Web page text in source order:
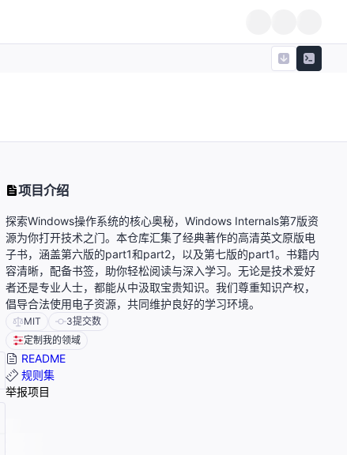
项目介绍
探索Windows操作系统的核心奥秘，Windows Internals第7版资
源为你打开技术之门。本仓库汇集了经典著作的高清英文原版电
子书，涵盖第六版的part1和part2，以及第七版的part1。书籍内
容清晰，配备书签，助你轻松阅读与深入学习。无论是技术爱好
者还是专业人士，都能从中汲取宝贵知识。我们尊重知识产权，
倡导合法使用电子资源，共同维护良好的学习环境。
MIT 3提交数
定制我的领域
README
规则集
举报项目